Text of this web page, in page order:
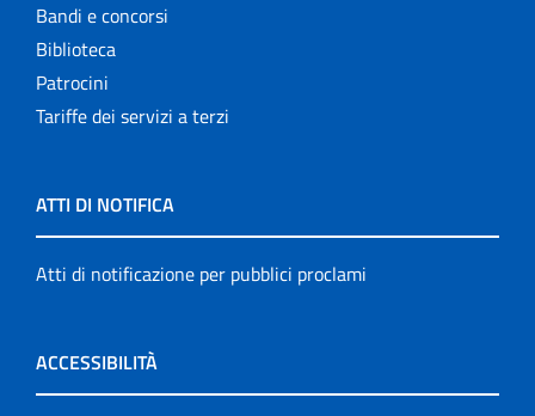
Bandi e concorsi
Biblioteca
Patrocini
Tariffe dei servizi a terzi
ATTI DI NOTIFICA
Atti di notificazione per pubblici proclami
ACCESSIBILITÀ